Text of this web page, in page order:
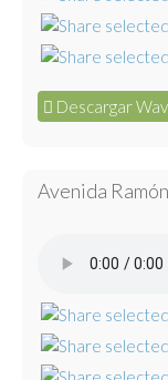
Descargar Wav
Avenida